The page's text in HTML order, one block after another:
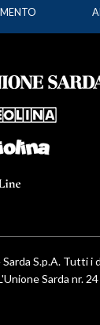
Sarda S.p.A. Tutti
Sarda nr.